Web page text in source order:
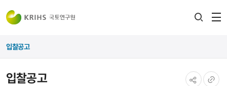
입찰공고
입찰공고